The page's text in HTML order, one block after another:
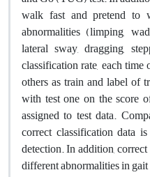
walk fast and pretend
abnormalities (limping,
lateral sway, dragging,
classification rate, each time
others as train and label of
with test one on the score
assigned to test data.
correct classification data
detection. In addition,
different abnormalities in